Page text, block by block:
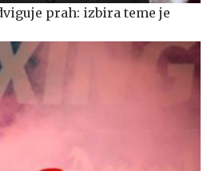
prah: izbira teme je